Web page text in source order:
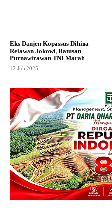
Eks Danjen Kopassus Dihina
Relawan Jokowi, Ratusan
Purnawirawan TNI Marah
12 Juli 2025